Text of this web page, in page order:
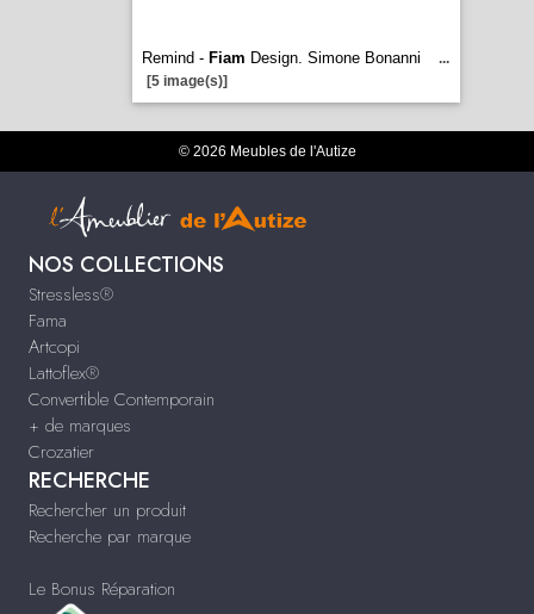
Remind - Fiam Design. Simone Bonanni
...
[5 image(s)]
© 2026 Meubles de l'Autize
NOS COLLECTIONS
Stressless®
Fama
Artcopi
Lattoflex®
Convertible Contemporain
+ de marques
Crozatier
RECHERCHE
Rechercher un produit
Recherche par marque
Le Bonus Réparation